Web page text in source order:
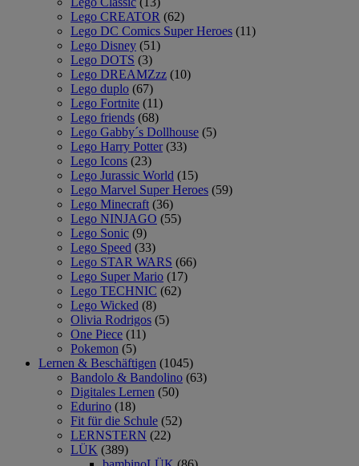
Lego CREATOR (62)
Lego DC Comics Super Heroes (11)
Lego Disney (51)
Lego DOTS (3)
Lego DREAMZzz (10)
Lego duplo (67)
Lego Fortnite (11)
Lego friends (68)
Lego Gabby´s Dollhouse (5)
Lego Harry Potter (33)
Lego Icons (23)
Lego Jurassic World (15)
Lego Marvel Super Heroes (59)
Lego Minecraft (36)
Lego NINJAGO (55)
Lego Sonic (9)
Lego Speed (33)
Lego STAR WARS (66)
Lego Super Mario (17)
Lego TECHNIC (62)
Lego Wicked (8)
Olivia Rodrigos (5)
One Piece (11)
Pokemon (5)
Lernen & Beschäftigen (1045)
Bandolo & Bandolino (63)
Digitales Lernen (50)
Edurino (18)
Fit für die Schule (52)
LERNSTERN (22)
LÜK (389)